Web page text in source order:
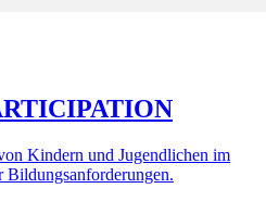
Kindern und Jugendlichen im